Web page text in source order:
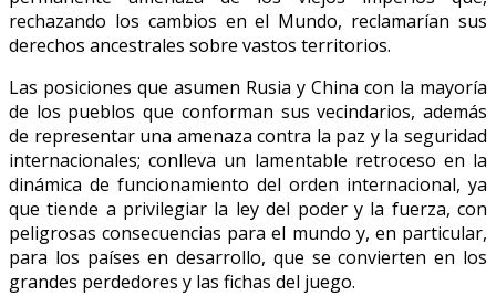
rechazando los cambios en el Mundo, reclamarían sus
derechos ancestrales sobre vastos territorios.
Las posiciones que asumen Rusia y China con la mayoría
de los pueblos que conforman sus vecindarios, además
de representar una amenaza contra la paz y la seguridad
internacionales; conlleva un lamentable retroceso en la
dinámica de funcionamiento del orden internacional, ya
que tiende a privilegiar la ley del poder y la fuerza, con
peligrosas consecuencias para el mundo y, en particular,
para los países en desarrollo, que se convierten en los
grandes perdedores y las fichas del juego.